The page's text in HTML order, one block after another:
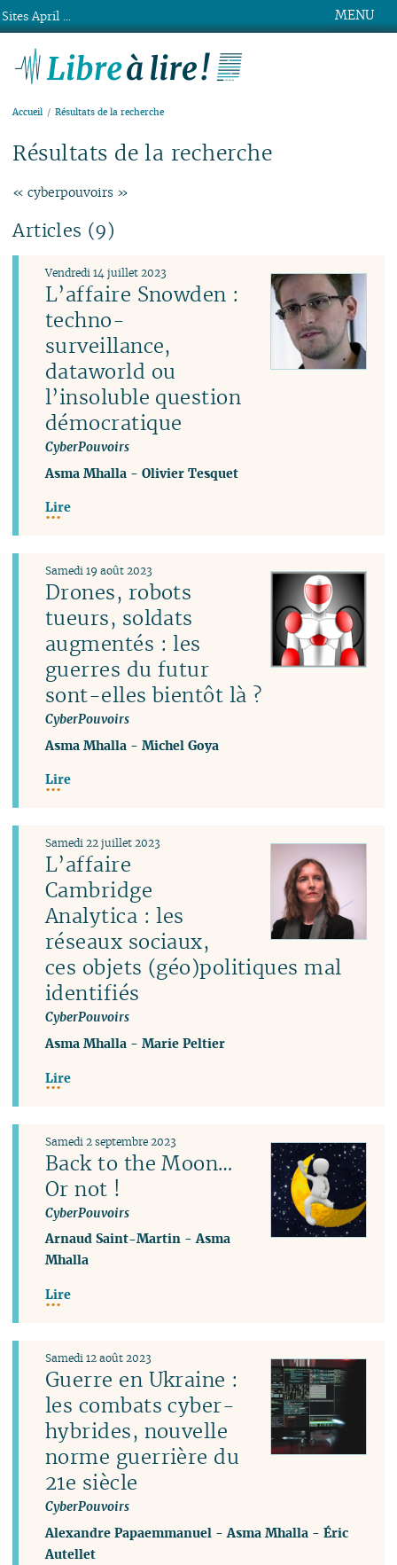
MENU
Accueil Résultats de la recherche
Résultats de la recherche
« cyberpouvoirs »
Articles (9)
L’affaire Snowden :
techno-
surveillance,
dataworld ou
l’insoluble question
démocratique
CyberPouvoirs
Vendredi 14 juillet 2023
Asma Mhalla -Olivier Tesquet
Lire
Drones, robots
tueurs, soldats
augmentés : les
guerres du futur
sont-elles bientôt là ?
CyberPouvoirs
Samedi 19 août 2023
Asma Mhalla -Michel Goya
Lire
L’affaire
Cambridge
Analytica : les
réseaux sociaux,
ces objets (géo)politiques mal
identifiés
CyberPouvoirs
Samedi 22 juillet 2023
Asma Mhalla -Marie Peltier
Lire
Back to the Moon…
Or not !
CyberPouvoirs
Samedi 2 septembre 2023
Arnaud Saint-Martin -Asma
Mhalla
Lire
Guerre en Ukraine :
les combats cyber-
hybrides, nouvelle
norme guerrière du
21e siècle
CyberPouvoirs
Samedi 12 août 2023
Alexandre Papaemmanuel -Asma Mhalla -Éric
Autellet
Sites April ...